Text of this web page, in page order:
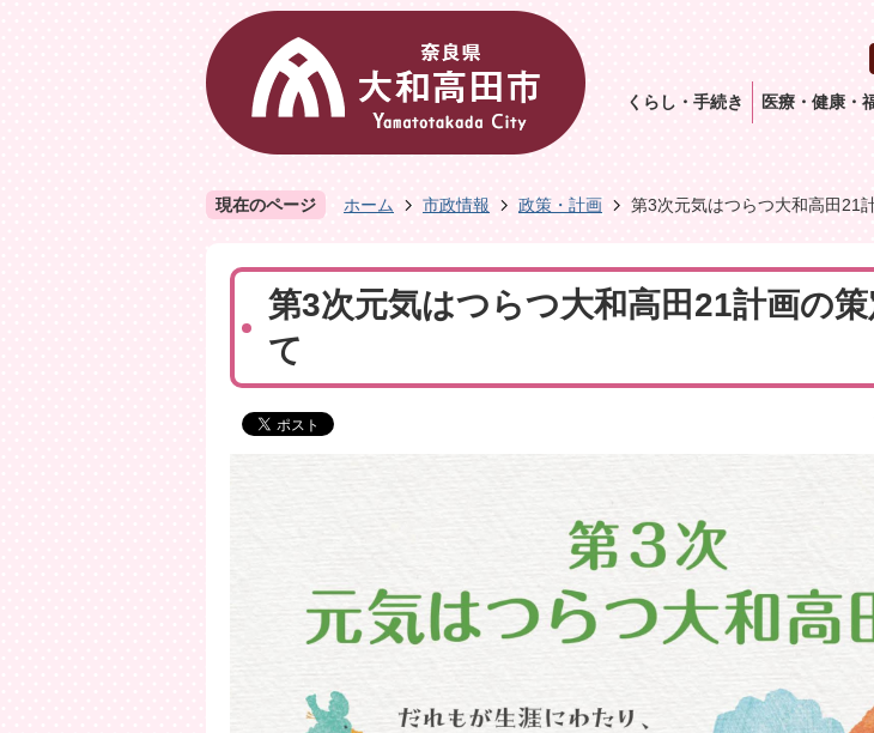
くらし・手続き 医療・健康・
現在のページ ホーム 市政情報 政策・計画 第3次元気はつらつ大和高田21
第3次元気はつらつ大和高田21計画の
て